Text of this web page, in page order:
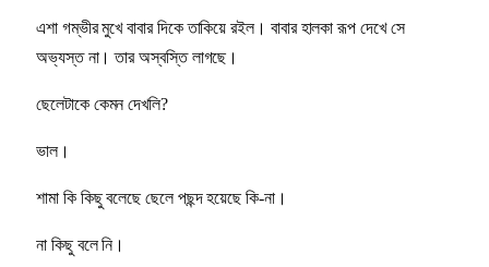
এশা গম্ভীর মুখে বাবার দিকে তাকিয়ে রইল। বাবার হালকা রূপ দেখে সে
অভ্যস্ত না। তার অস্বস্তি লাগছে।
ছেলেটাকে কেমন দেখলি?
ভাল।
শামা কি কিছু বলেছে ছেলে পছন্দ হয়েছে কি-না।
না কিছু বলে নি।